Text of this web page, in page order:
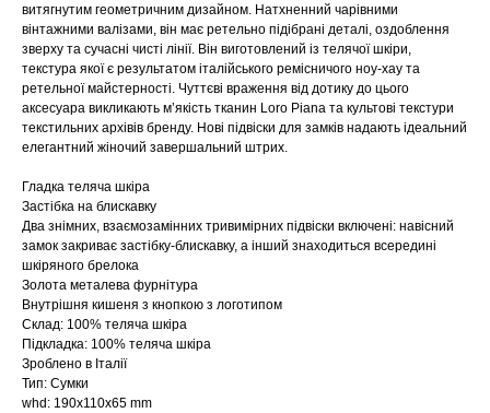
витягнутим геометричним дизайном. Натхненний чарівними
вінтажними валізами, він має ретельно підібрані деталі, оздоблення
зверху та сучасні чисті лінії. Він виготовлений із телячої шкіри,
текстура якої є результатом італійського ремісничого ноу-хау та
ретельної майстерності. Чуттєві враження від дотику до цього
аксесуара викликають м’якість тканин Loro Piana та культові текстури
текстильних архівів бренду. Нові підвіски для замків надають ідеальний
елегантний жіночий завершальний штрих.
Гладка теляча шкіра
Застібка на блискавку
Два знімних, взаємозамінних тривимірних підвіски включені: навісний
замок закриває застібку-блискавку, а інший знаходиться всередині
шкіряного брелока
Золота металева фурнітура
Внутрішня кишеня з кнопкою з логотипом
Склад: 100% теляча шкіра
Підкладка: 100% теляча шкіра
Зроблено в Італії
Тип: Сумки
whd: 190x110x65 mm